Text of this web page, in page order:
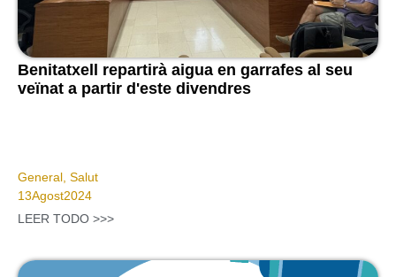
Benitatxell repartirà aigua en garrafes al seu
veïnat a partir d'este divendres
General Salut
13Agost2024
LEER TODO >>>